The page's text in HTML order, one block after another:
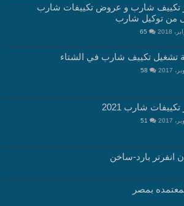
تكييف شارب و عروض تكييفات شارب
من توكيل شارب
65
تشغيل تكييف شارب في الشتاء
58
شارب 2021
51
بمصر